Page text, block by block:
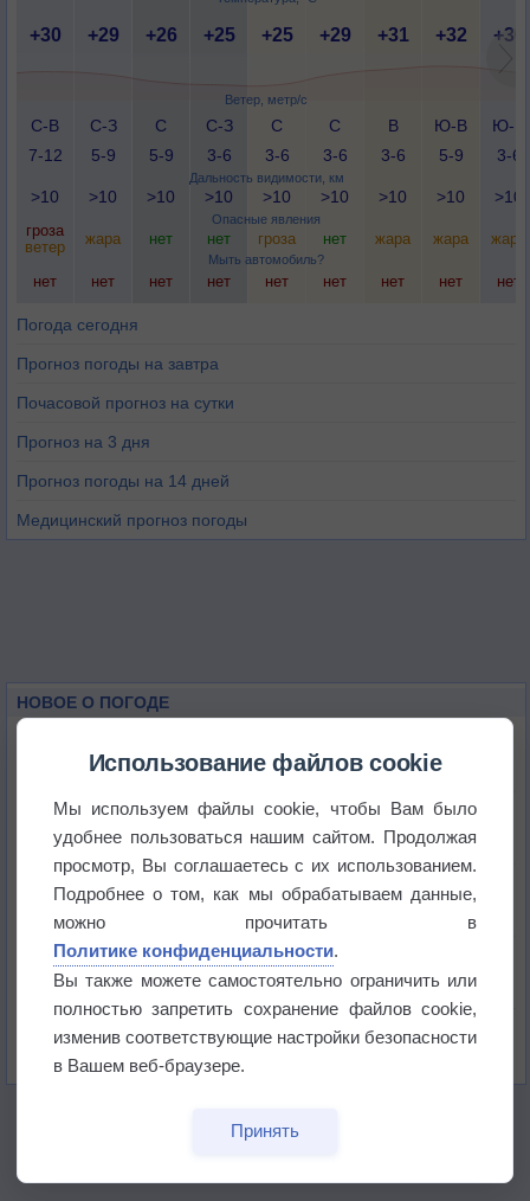
Ветер, метр/с
Дальность видимости, км
Опасные явления
Мыть автомобиль?
+30 +29 +26 +25 +25 +29 +31 +32 +30
С-В
7-12
С-З
5-9
С
5-9
С-З
3-6
С
3-6
С
3-6
В
3-6
Ю-В
5-9
Ю-В
3-6
>10 >10 >10 >10 >10 >10 >10 >10 >10
гроза
ветер
жара нет нет гроза нет жара жара жара
нет нет нет нет нет нет нет нет нет
Погода сегодня
Прогноз погоды на завтра
Почасовой прогноз на сутки
Прогноз на 3 дня
Прогноз погоды на 14 дней
Медицинский прогноз погоды
НОВОЕ О ПОГОДЕ
Приложение построит маршрут через тень
Атмосфера начала замерзать
В Приморье обнаружены морские волны тепла
бабочек
Использование файлов cookie
Мы используем файлы cookie, чтобы Вам было
удобнее пользоваться нашим сайтом. Продолжая
просмотр, Вы соглашаетесь с их использованием.
Подробнее о том, как мы обрабатываем данные,
можно прочитать в
Политике конфиденциальности.
Вы также можете самостоятельно ограничить или
полностью запретить сохранение файлов cookie,
изменив соответствующие настройки безопасности
в Вашем веб-браузере.
Принять